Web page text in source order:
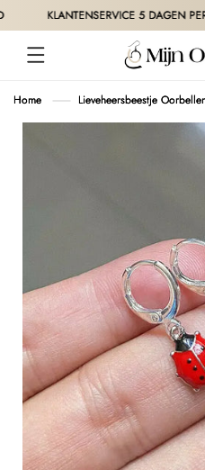
METEEN
NAAR DE
CONTENT
KLANTENSERVICE 5 DAGEN PER
Home Lieveheersbeestje